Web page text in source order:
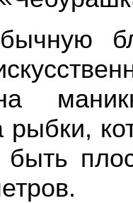
рыбки,
быть